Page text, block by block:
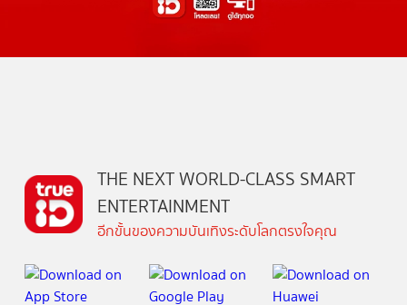
THE NEXT WORLD-CLASS SMART
ENTERTAINMENT
อีกขั้นของความบันเทิงระดับโลกตรงใจคุณ